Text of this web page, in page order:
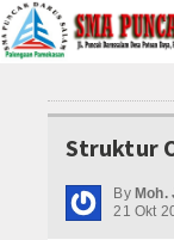
Home
ABSENSI
PROGRAM P5
Struktur
By Moh.
21 Okt